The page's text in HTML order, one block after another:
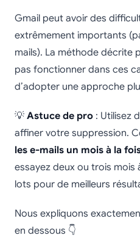
Gmail peut avoir des
extrêmement importants
mails). La méthode décrite
pas fonctionner dans ces
d’adopter une approche
💡 Astuce de pro : Utilisez
affiner votre suppression.
les e-mails un mois à la
essayez deux ou trois mois
lots pour de meilleurs
Nous expliquons
en dessous 👇